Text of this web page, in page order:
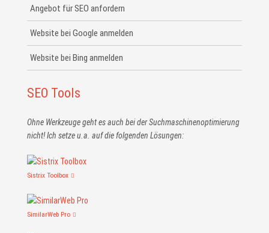
Angebot für SEO anfordern
Website bei Google anmelden
Website bei Bing anmelden
SEO Tools
Ohne Werkzeuge geht es auch bei der Suchmaschinen­optimierung
nicht! Ich setze u.a. auf die folgenden Lösungen:
Sistrix Toolbox
SimilarWeb Pro